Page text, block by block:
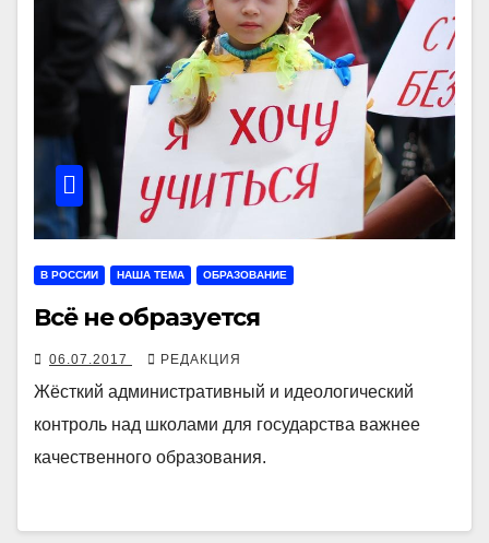
В РОССИИ НАША ТЕМА ОБРАЗОВАНИЕ
Всё не образуется
06.07.2017 РЕДАКЦИЯ
Жёсткий административный и идеологический
контроль над школами для государства важнее
качественного образования.